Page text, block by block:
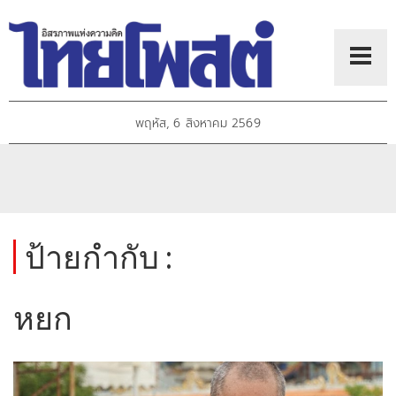
พฤหัส, 6 สิงหาคม 2569
ป้ายกำกับ :
หยก